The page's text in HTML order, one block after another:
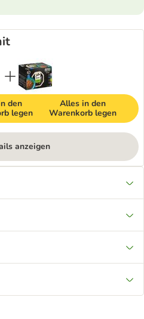
den
legen
Alles in den
Warenkorb legen
anzeigen